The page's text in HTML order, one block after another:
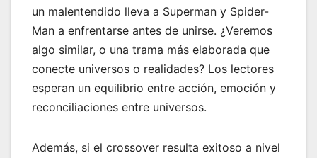
un malentendido lleva a Superman y Spider-
Man a enfrentarse antes de unirse. ¿Veremos
algo similar, o una trama más elaborada que
conecte universos o realidades? Los lectores
esperan un equilibrio entre acción, emoción y
reconciliaciones entre universos.
Además, si el crossover resulta exitoso a nivel